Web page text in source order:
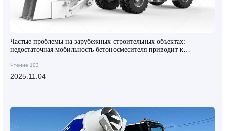
Частые проблемы на зарубежных строительных объектах:
недостаточная мобильность бетоносмесителя приводит к
Чтение:103
2025.11.04